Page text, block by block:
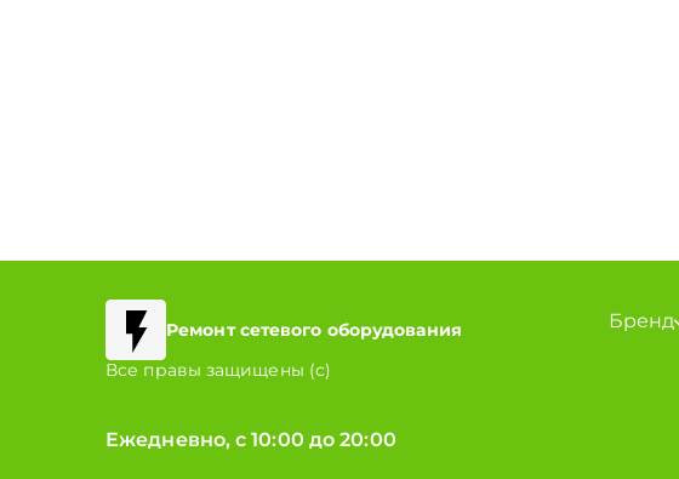
Ремонт сетевого оборудования
Все правы защищены (с)
Ежедневно, с 10:00 до 20:00
Бренд